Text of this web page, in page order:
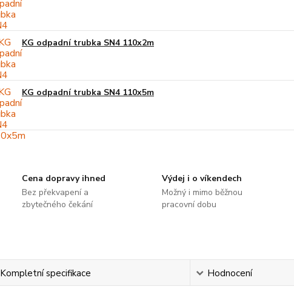
KG odpadní trubka SN4 110x2m
KG odpadní trubka SN4 110x5m
Cena dopravy ihned
Bez překvapení a
zbytečného čekání
Výdej i o víkendech
Možný i mimo běžnou
pracovní dobu
Kompletní specifikace Hodnocení